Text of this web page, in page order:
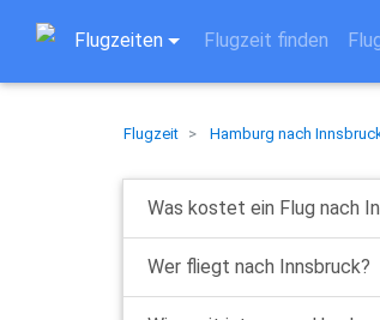
Flugzeiten Flugzeit finden
Flugzeit Hamburg nach
Was kostet ein Flug nach
Wer fliegt nach Innsbruck?